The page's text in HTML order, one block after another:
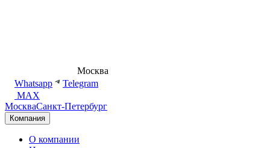
Москва
Whatsapp
Telegram
MAX
МоскваСанкт-Петербург
Компания
О компании